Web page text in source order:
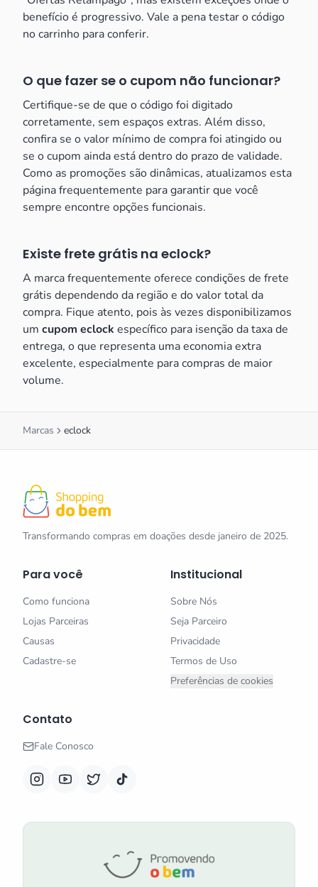
benefício é progressivo. Vale a pena testar o código
no carrinho para conferir.
O que fazer se o cupom não funcionar?
Certifique-se de que o código foi digitado
corretamente, sem espaços extras. Além disso,
confira se o valor mínimo de compra foi atingido ou
se o cupom ainda está dentro do prazo de validade.
Como as promoções são dinâmicas, atualizamos esta
página frequentemente para garantir que você
sempre encontre opções funcionais.
Existe frete grátis na eclock?
A marca frequentemente oferece condições de frete
grátis dependendo da região e do valor total da
compra. Fique atento, pois às vezes disponibilizamos
um cupom eclock específico para isenção da taxa de
entrega, o que representa uma economia extra
excelente, especialmente para compras de maior
volume.
Marcas eclock
Transformando compras em doações desde janeiro de 2025.
Para você
Como funciona
Lojas Parceiras
Causas
Cadastre-se
Institucional
Sobre Nós
Seja Parceiro
Privacidade
Termos de Uso
Preferências de cookies
Contato
Fale Conosco